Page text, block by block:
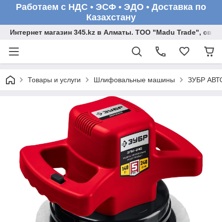
Работаем с НДС • ЭСФ • ЭДО • Доставка по
Казахстану
Интернет магазин 345.kz в Алматы. ТОО "Madu Trade",
Товары и услуги Шлифовальные машины ЗУБР